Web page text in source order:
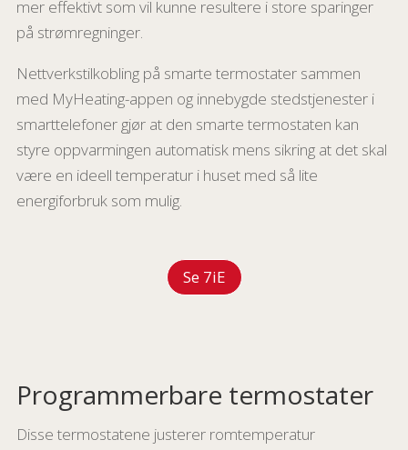
mer effektivt som vil kunne resultere i store sparinger
på strømregninger.
Nettverkstilkobling på smarte termostater sammen
med MyHeating-appen og innebygde stedstjenester i
smarttelefoner gjør at den smarte termostaten kan
styre oppvarmingen automatisk mens sikring at det skal
være en ideell temperatur i huset med så lite
energiforbruk som mulig.
Se 7iE
Programmerbare termostater
Disse termostatene justerer romtemperatur